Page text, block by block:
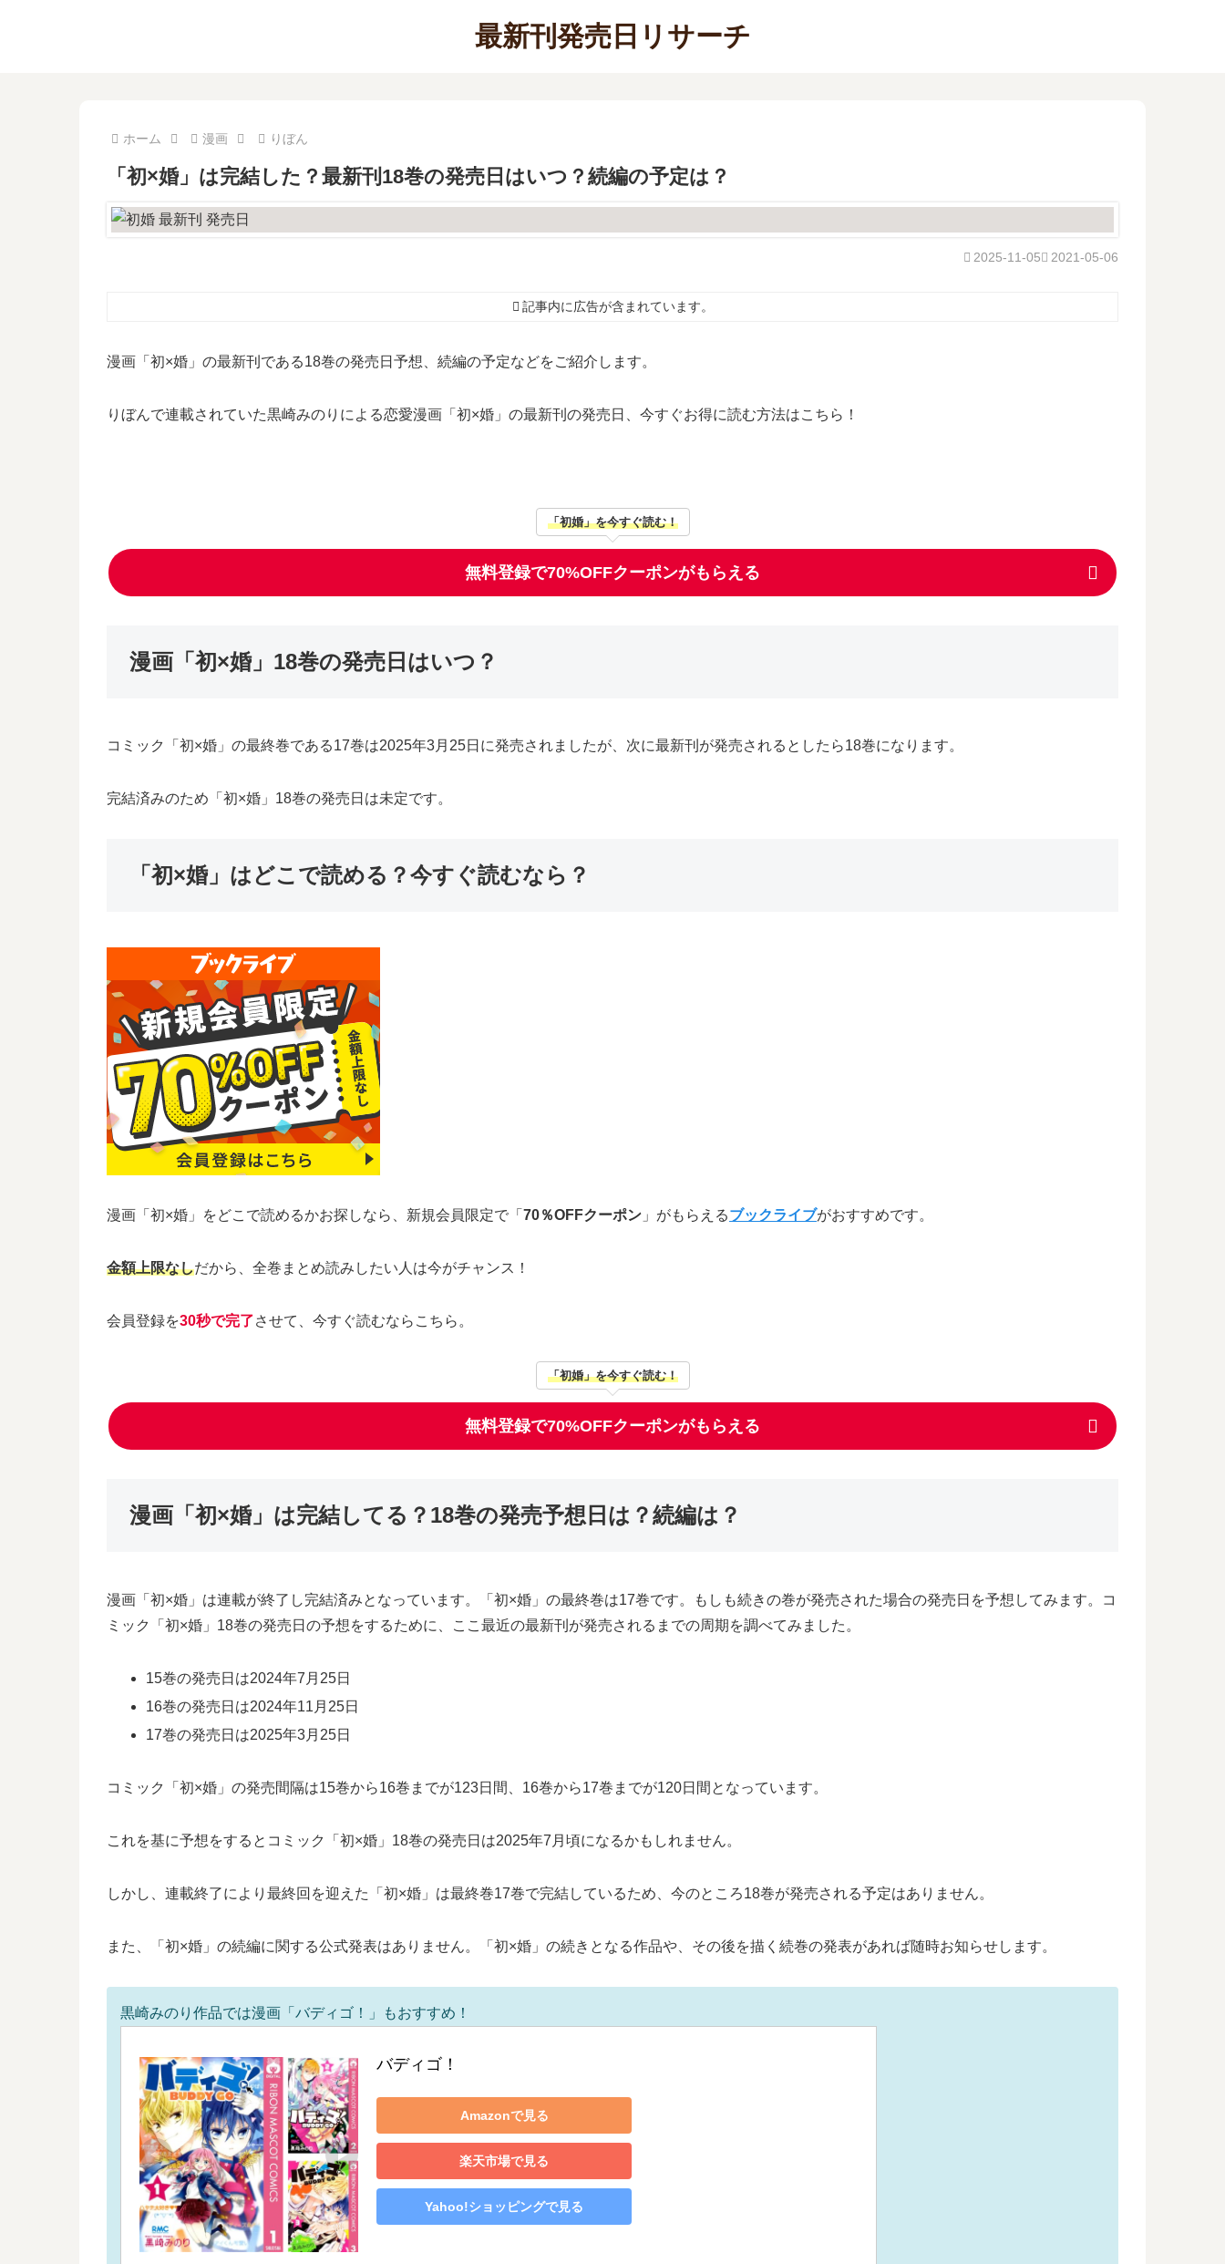
最新刊発売日リサーチ
ホーム 漫画 りぼん
「初×婚」は完結した？最新刊18巻の発売日はいつ？続編の予定は？
2021-05-06
2025-11-05
記事内に広告が含まれています。
漫画「初×婚」の最新刊である18巻の発売日予想、続編の予定などをご紹介します。
りぼんで連載されていた黒崎みのりによる恋愛漫画「初×婚」の最新刊の発売日、今すぐお得に読む方法はこちら！
「初婚」を今すぐ読む！
無料登録で70%OFFクーポンがもらえる
漫画「初×婚」18巻の発売日はいつ？
コミック「初×婚」の最終巻である17巻は2025年3月25日に発売されましたが、次に最新刊が発売されるとしたら18巻になります。
完結済みのため「初×婚」18巻の発売日は未定です。
「初×婚」はどこで読める？今すぐ読むなら？
漫画「初×婚」をどこで読めるかお探しなら、新規会員限定で「 70％OFFクーポン 」がもらえるブックライブがおすすめです。
金額上限なしだから、全巻まとめ読みしたい人は今がチャンス！
会員登録を30秒で完了させて、今すぐ読むならこちら。
「初婚」を今すぐ読む！
無料登録で70%OFFクーポンがもらえる
漫画「初×婚」は完結してる？18巻の発売予想日は？続編は？
漫画「初×婚」は連載が終了し完結済みとなっています。「初×婚」の最終巻は17巻です。もしも続きの巻が発売された場合の発売日を予想してみます。コ
ミック「初×婚」18巻の発売日の予想をするために、ここ最近の最新刊が発売されるまでの周期を調べてみました。
15巻の発売日は2024年7月25日
16巻の発売日は2024年11月25日
17巻の発売日は2025年3月25日
コミック「初×婚」の発売間隔は15巻から16巻までが123日間、16巻から17巻までが120日間となっています。
これを基に予想をするとコミック「初×婚」18巻の発売日は2025年7月頃になるかもしれません。
しかし、連載終了により最終回を迎えた「初×婚」は最終巻17巻で完結しているため、今のところ18巻が発売される予定はありません。
また、「初×婚」の続編に関する公式発表はありません。「初×婚」の続きとなる作品や、その後を描く続巻の発表があれば随時お知らせします。
黒崎みのり作品では漫画「バディゴ！」もおすすめ！
バディゴ！
Amazonで見る
楽天市場で見る
Yahoo!ショッピングで見る